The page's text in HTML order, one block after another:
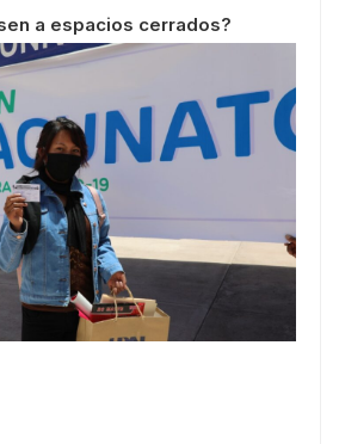
a espacios cerrados?